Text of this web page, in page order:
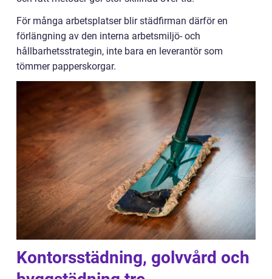
För många arbetsplatser blir städfirman därför en
förlängning av den interna arbetsmiljö- och
hållbarhetsstrategin, inte bara en leverantör som
tömmer papperskorgar.
Kontorsstädning, golvvård och